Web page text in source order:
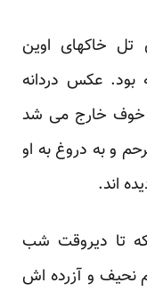
تل خاکهای اوین
بود. عکس دردانه
خوف خارج می شد
و به دروغ به او
اند.
که تا دیروقت شب
نحیف و آزرده اش